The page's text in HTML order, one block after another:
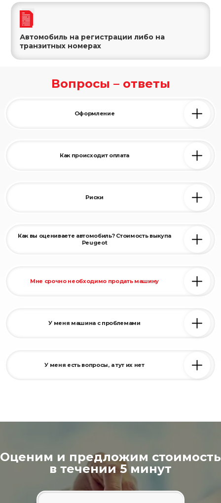
Автомобиль на регистрации либо на
транзитных номерах
Вопросы – ответы
Оформление
Как происходит оплата
на счет фирмы, скажите это заранее нашему менеджеру.
Риски
Как вы оцениваете автомобиль? Стоимость выкупа
Peugeot
Мне срочно необходимо продать машину
какое состояние на дорогах.
У меня машина с проблемами
У меня есть вопросы, а тут их нет
Оценим и предложим стоимость
в течении 5 минут